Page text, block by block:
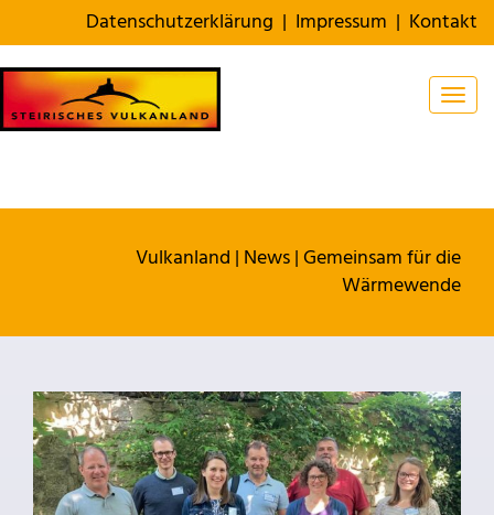
Datenschutzerklärung | Impressum | Kontakt
Vulkanland | News|Gemeinsam für die
Wärmewende